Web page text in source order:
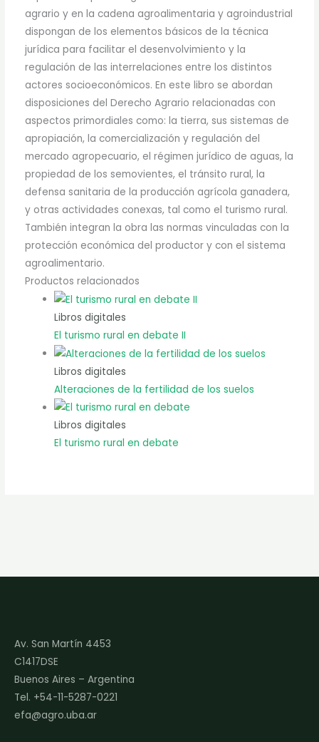
agrario y en la cadena agroalimentaria y agroindustrial
dispongan de los elementos básicos de la técnica
jurídica para facilitar el desenvolvimiento y la
regulación de las interrelaciones entre los distintos
actores socioeconómicos. En este libro se abordan
disposiciones del Derecho Agrario relacionadas con
aspectos primordiales como: la tierra, sus sistemas de
apropiación, la comercialización y regulación del
mercado agropecuario, el régimen jurídico de aguas, la
propiedad de los semovientes, el tránsito rural, la
defensa sanitaria de la producción agrícola ganadera,
y otras actividades conexas, tal como el turismo rural.
También integran la obra las normas vinculadas con la
protección económica del productor y con el sistema
agroalimentario.
Productos relacionados
Libros digitales
El turismo rural en debate II
Libros digitales
Alteraciones de la fertilidad de los suelos
Libros digitales
El turismo rural en debate
Av. San Martín 4453
C1417DSE
Buenos Aires – Argentina
Tel. +54-11-5287-0221
efa@agro.uba.ar